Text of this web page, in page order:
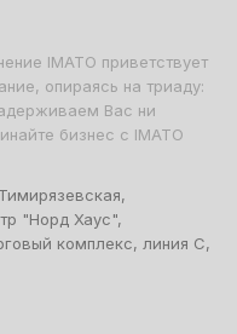
IMATO приветствует
опираясь на триаду:
Вас ни
бизнес с IMATO
"Норд Хаус",
комплекс, линия С,